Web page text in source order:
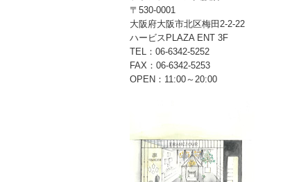
〒530-0001
大阪府大阪市北区梅田2-2-22
ハービスPLAZA ENT 3F
TEL：06-6342-5252
FAX：06-6342-5253
OPEN：11:00～20:00